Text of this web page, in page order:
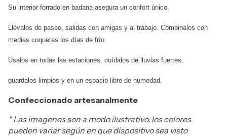
Su interior forrado en badana asegura un confort único.
Llévalos de paseo, salidas con amigas y al trabajo. Combinalos con
medias coquetas los días de frío.
Usalos en todas las estaciones, cuídalos de lluvias fuertes,
guardalos limpios y en un espacio libre de humedad.
Confeccionado artesanalmente
* Las imagenes son a modo ilustrativo, los colores
pueden variar según en que dispositivo sea visto